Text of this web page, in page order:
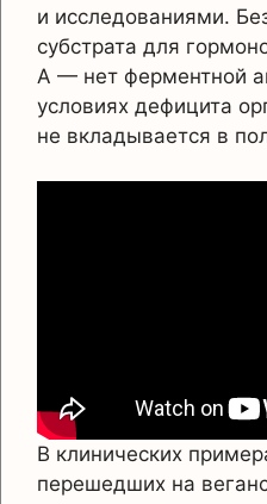
и исследованиями.
субстрата для
A — нет ферментной
условиях дефицита
не вкладывается в
В клинических
перешедших на